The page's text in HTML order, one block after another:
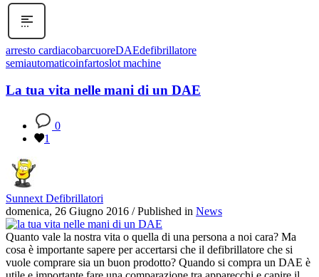
arresto cardiacobarcuoreDAEdefibrillatore
semiautomaticoinfartoslot machine
La tua vita nelle mani di un DAE
0
1
Sunnext Defibrillatori
domenica, 26 Giugno 2016 / Published in News
Quanto vale la nostra vita o quella di una persona a noi cara? Ma
cosa è importante sapere per accertarsi che il defibrillatore che si
vuole comprare sia un buon prodotto? Quando si compra un DAE è